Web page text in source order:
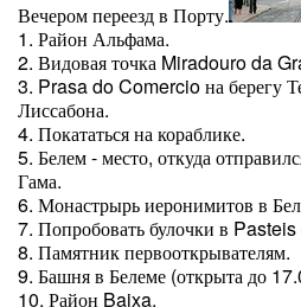
Вечером переезд в Порту.
1. Район Альфама.
2. Видовая точка Miradouro da
3. Prasa do Comercio на берегу
Лиссабона.
4. Покататься на кораблике.
5. Белем - место, откуда
Гама.
6. Монастрырь иеронимитов в
7. Попробовать булочки в
8. Памятник первооткрывателям.
9. Башня в Белеме (открыта до
10. Район Baixa.